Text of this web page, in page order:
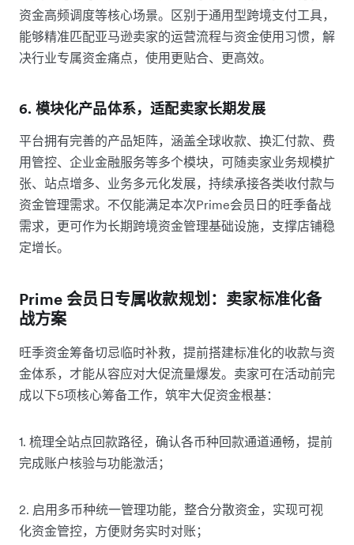
资金高频调度等核心场景。区别于通用型跨境支付工具，
能够精准匹配亚马逊卖家的运营流程与资金使用习惯，解
决行业专属资金痛点，使用更贴合、更高效。
6. 模块化产品体系，适配卖家长期发展
平台拥有完善的产品矩阵，涵盖全球收款、换汇付款、费
用管控、企业金融服务等多个模块，可随卖家业务规模扩
张、站点增多、业务多元化发展，持续承接各类收付款与
资金管理需求。不仅能满足本次Prime会员日的旺季备战
需求，更可作为长期跨境资金管理基础设施，支撑店铺稳
定增长。
Prime 会员日专属收款规划：卖家标准化备
战方案
旺季资金筹备切忌临时补救，提前搭建标准化的收款与资
金体系，才能从容应对大促流量爆发。卖家可在活动前完
成以下5项核心筹备工作，筑牢大促资金根基：
1. 梳理全站点回款路径，确认各币种回款通道通畅，提前
完成账户核验与功能激活；
2. 启用多币种统一管理功能，整合分散资金，实现可视
化资金管控，方便财务实时对账；